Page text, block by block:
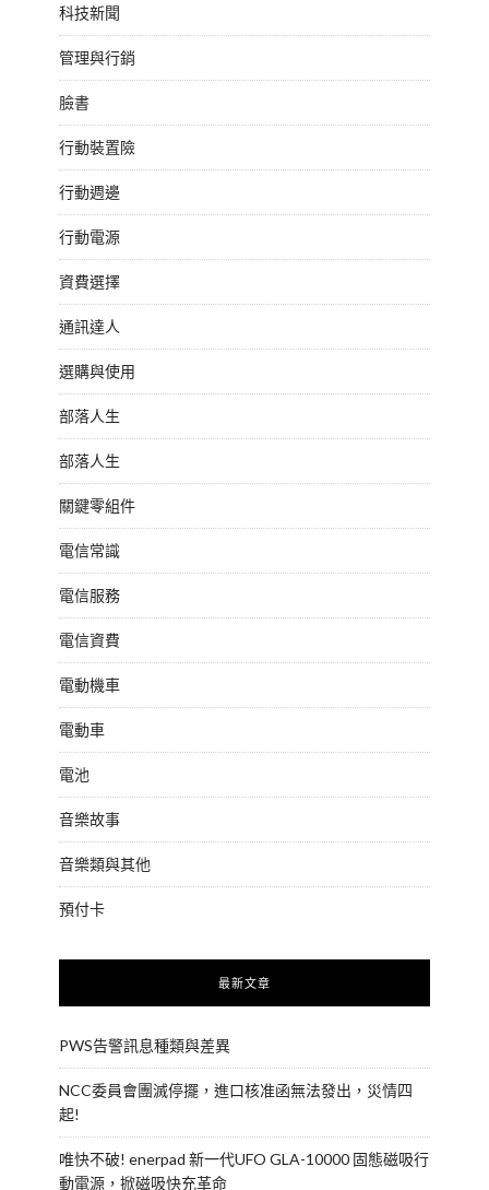
科技新聞
管理與行銷
臉書
行動裝置險
行動週邊
行動電源
資費選擇
通訊達人
選購與使用
部落人生
部落人生
關鍵零組件
電信常識
電信服務
電信資費
電動機車
電動車
電池
音樂故事
音樂類與其他
預付卡
最新文章
PWS告警訊息種類與差異
NCC委員會團滅停擺，進口核准函無法發出，災情四
起!
唯快不破! enerpad 新一代UFO GLA-10000 固態磁吸行
動電源，掀磁吸快充革命